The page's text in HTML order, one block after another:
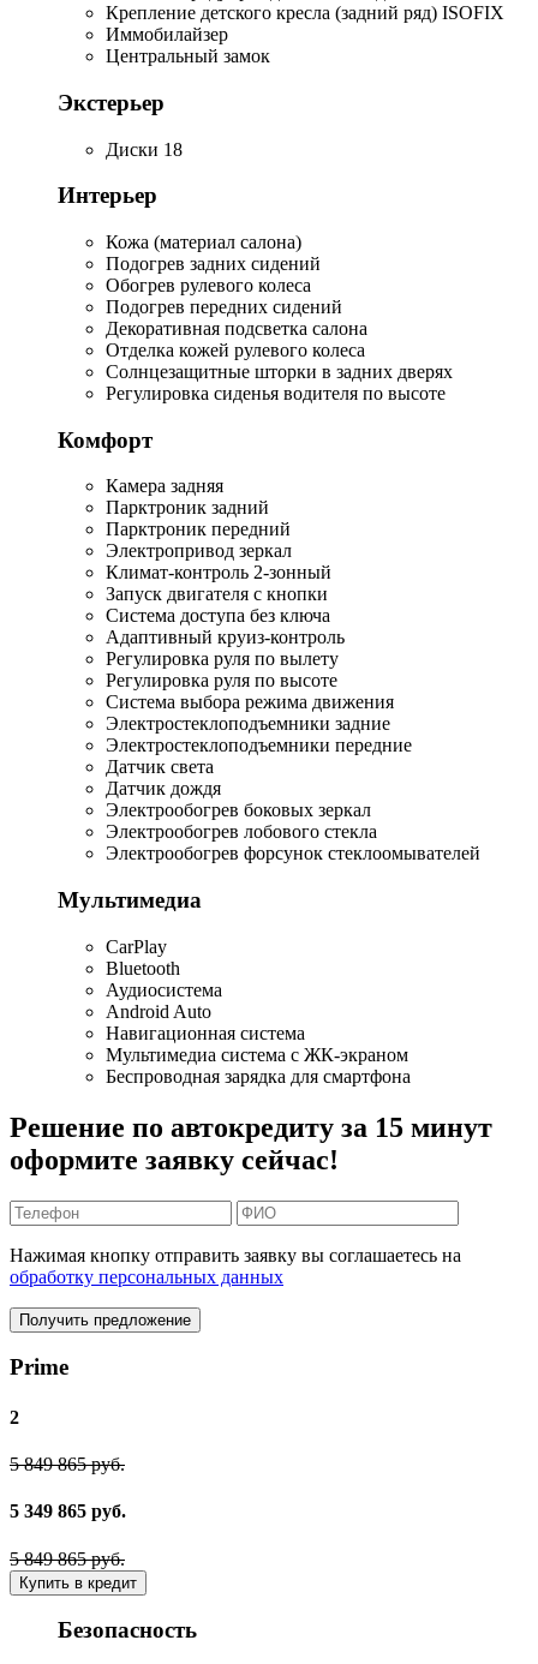
Крепление детского кресла (задний ряд) ISOFIX
Иммобилайзер
Центральный замок
Экстерьер
Диски 18
Интерьер
Кожа (материал салона)
Подогрев задних сидений
Обогрев рулевого колеса
Подогрев передних сидений
Декоративная подсветка салона
Отделка кожей рулевого колеса
Солнцезащитные шторки в задних дверях
Регулировка сиденья водителя по высоте
Комфорт
Камера задняя
Парктроник задний
Парктроник передний
Электропривод зеркал
Климат-контроль 2-зонный
Запуск двигателя с кнопки
Система доступа без ключа
Адаптивный круиз-контроль
Регулировка руля по вылету
Регулировка руля по высоте
Система выбора режима движения
Электростеклоподъемники задние
Электростеклоподъемники передние
Датчик света
Датчик дождя
Электрообогрев боковых зеркал
Электрообогрев лобового стекла
Электрообогрев форсунок стеклоомывателей
Мультимедиа
CarPlay
Bluetooth
Аудиосистема
Android Auto
Навигационная система
Мультимедиа система с ЖК-экраном
Беспроводная зарядка для смартфона
Решение по автокредиту за 15 минут
оформите заявку сейчас!
Нажимая кнопку отправить заявку вы соглашаетесь на
обработку персональных данных
Получить предложение
Prime
2
5 849 865 руб.
5 349 865 руб.
5 849 865 руб.
Купить в кредит
Безопасность